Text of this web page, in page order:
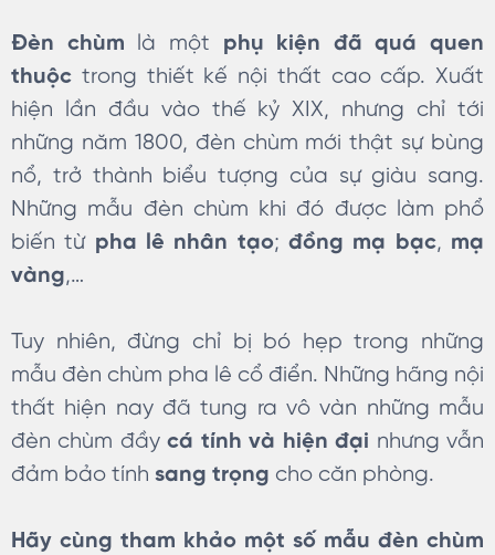
Đèn chùm là một phụ kiện đã quá quen
thuộc trong thiết kế nội thất cao cấp. Xuất
hiện lần đầu vào thế kỷ XIX, nhưng chỉ tới
những năm 1800, đèn chùm mới thật sự bùng
nổ, trở thành biểu tượng của sự giàu sang.
Những mẫu đèn chùm khi đó được làm phổ
biến từ pha lê nhân tạo;đồng mạ bạc, mạ
vàng,…
Tuy nhiên, đừng chỉ bị bó hẹp trong những
mẫu đèn chùm pha lê cổ điển. Những hãng nội
thất hiện nay đã tung ra vô vàn những mẫu
đèn chùm đầycá tính và hiện đại nhưng vẫn
đảm bảo tính sang trọng cho căn phòng.
Hãy cùng tham khảo một số mẫu đèn chùm